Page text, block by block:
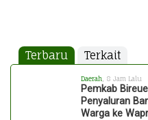
Terbaru Terkait
Daerah , 8 Jam Lalu
Pemkab
Penyaluran
Warga ke